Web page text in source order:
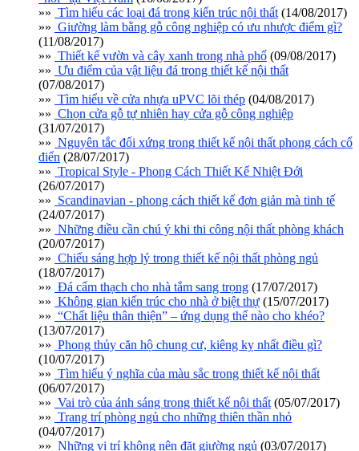
»» Tìm hiểu các loại đá trong kiến trúc nội thất (14/08/2017)
»» Giường làm bằng gỗ công nghiệp có ưu nhược điểm gì?
(11/08/2017)
»» Thiết kế vườn và cây xanh trong nhà phố (09/08/2017)
»» Ưu điểm của vật liệu đá trong thiết kế nội thất
(07/08/2017)
»» Tìm hiểu về cửa nhựa uPVC lõi thép (04/08/2017)
»» Chọn cửa gỗ tự nhiên hay cửa gỗ công nghiệp
(31/07/2017)
»» Nguyên tắc đối xứng trong thiết kế nội thất phong cách cổ
điển (28/07/2017)
»» Tropical Style - Phong Cách Thiết Kế Nhiệt Đới
(26/07/2017)
»» Scandinavian - phong cách thiết kế đơn giản mà tinh tế
(24/07/2017)
»» Những điều cần chú ý khi thi công nội thất phòng khách
(20/07/2017)
»» Chiếu sáng hợp lý trong thiết kế nội thất phòng ngủ
(18/07/2017)
»» Đá cẩm thạch cho nhà tắm sang trọng (17/07/2017)
»» Không gian kiến trúc cho nhà ở biệt thự (15/07/2017)
»» “Chất liệu thân thiện” – ứng dụng thế nào cho khéo?
(13/07/2017)
»» Phong thủy căn hộ chung cư, kiêng kỵ nhất điều gì?
(10/07/2017)
»» Tìm hiểu ý nghĩa của màu sắc trong thiết kế nội thất
(06/07/2017)
»» Vai trò của ánh sáng trong thiết kế nội thất (05/07/2017)
»» Trang trí phòng ngủ cho những thiên thần nhỏ
(04/07/2017)
»» Những vị trí không nên đặt giường ngủ (03/07/2017)